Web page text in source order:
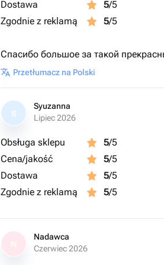
Dostawa
5/5
Zgodnie z reklamą
5/5
Спасибо большое за такой
Przetłumacz na Polski
S
Syuzanna
Lipiec 2026
Obsługa sklepu 5/5
Cena/jakość
5/5
Dostawa
5/5
Zgodnie z reklamą
5/5
Nadawca
Czerwiec 2026